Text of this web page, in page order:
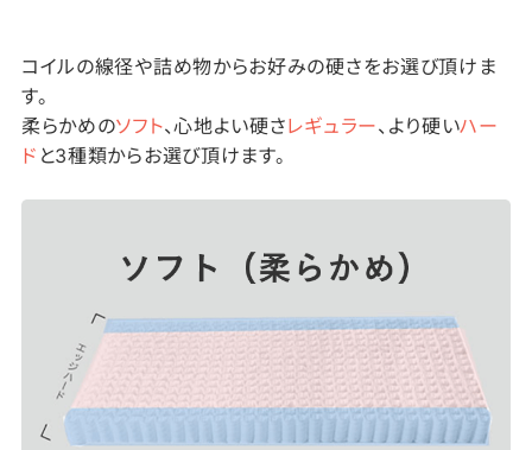
コイルの線径や詰め物からお好みの硬さをお選び頂けま
す。
柔らかめのソフト、心地よい硬さレギュラー、より硬いハー
ド と3種類からお選び頂けます。